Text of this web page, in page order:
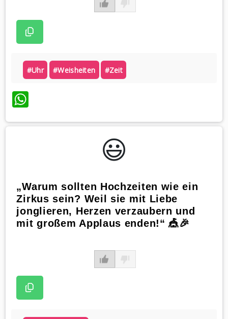
#uhr #weisheiten #zeit
WhatsApp
😃️
„Warum sollten Hochzeiten wie ein
Zirkus sein? Weil sie mit Liebe
jonglieren, Herzen verzaubern und
mit großem Applaus enden!“ 🎪🎉